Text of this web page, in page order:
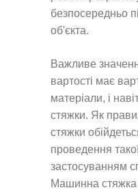
безпосередньо
об'єкта.
Важливе
вартості має
матеріали, і
стяжки. Як
стяжки
проведення
застосуванням
Машинна стяжка